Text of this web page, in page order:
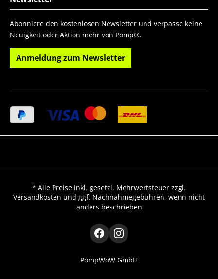
Abonniere den kostenlosen Newsletter und verpasse keine
Neuigkeit oder Aktion mehr von Pomp®.
Anmeldung zum Newsletter
* Alle Preise inkl. gesetzl. Mehrwertsteuer zzgl.
Versandkosten und ggf. Nachnahmegebühren, wenn nicht
anders beschrieben
PompWoW GmbH